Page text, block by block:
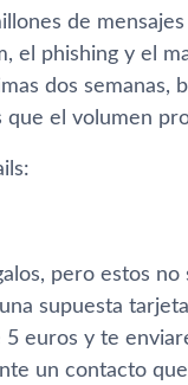
de
el phishing y el
dos semanas,
que el volumen
pero estos
supuesta
euros y te
un contacto